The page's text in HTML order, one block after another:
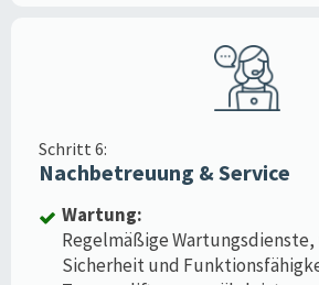
Schritt 6:
Nachbetreuung & Service
Wartung:
Regelmäßige Wartungsdienste,
Sicherheit und